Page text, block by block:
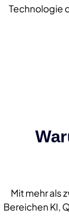
Technologie
Mit mehr als
Bereichen KI,